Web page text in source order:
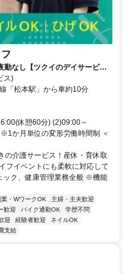
なし【ツクイのデイサービス/
ス)
「松本駅」から車約10分
休憩60分) (2)09:00～
か月単位の変形労働時間制 ＜
介護サービス！産休・育休取
フイベントにも柔軟に対応して
ク、健康管理業務全般 ※機能
業・WワークOK
主婦・主夫歓迎
歓迎 バイク通勤OK
学歴不問
迎 経験者歓迎
ネイルOK
支給